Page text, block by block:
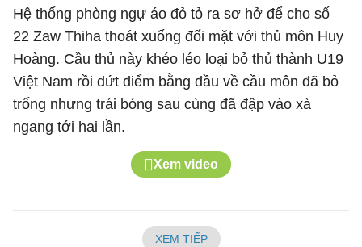
Hệ thống phòng ngự áo đỏ tỏ ra sơ hở để cho số
22 Zaw Thiha thoát xuống đối mặt với thủ môn Huy
Hoàng. Cầu thủ này khéo léo loại bỏ thủ thành U19
Việt Nam rồi dứt điểm bằng đầu về cầu môn đã bỏ
trống nhưng trái bóng sau cùng đã đập vào xà
ngang tới hai lần.
Xem video
XEM TIẾP